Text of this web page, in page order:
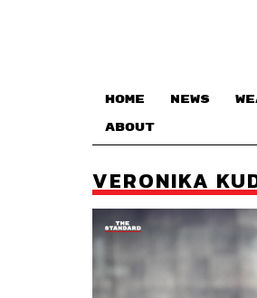
HOME NEWS
ABOUT
VERONIKA